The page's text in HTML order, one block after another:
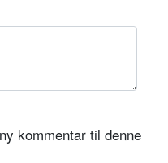
kommentar til denne